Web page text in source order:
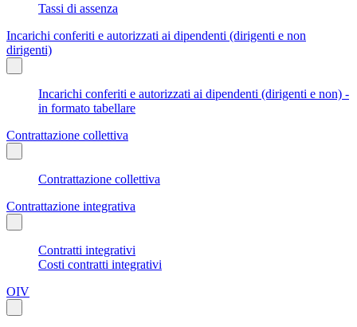
Tassi di assenza
Incarichi conferiti e autorizzati ai dipendenti (dirigenti e non
dirigenti)
Incarichi conferiti e autorizzati ai dipendenti (dirigenti e non) -
in formato tabellare
Contrattazione collettiva
Contrattazione collettiva
Contrattazione integrativa
Contratti integrativi
Costi contratti integrativi
OIV